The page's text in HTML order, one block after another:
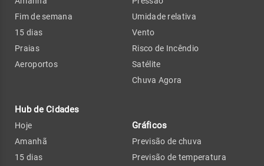
Fim de semana
15 dias
Praias
Aeroportos
Hub de Cidades
Hoje
Amanhã
15 dias
Umidade relativa
Vento
Risco de Incêndio
Satélite
Chuva Agora
Gráficos
Previsão de chuva
Previsão de temperatura